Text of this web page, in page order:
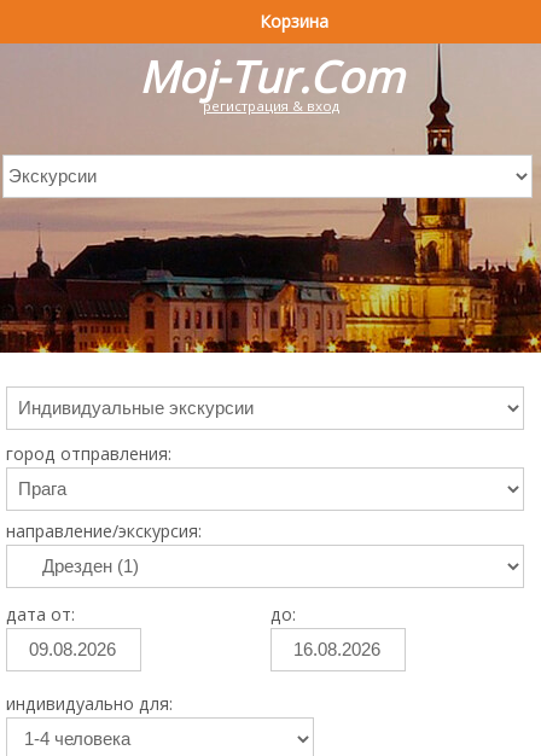
Moj-Tur.Com
регистрация & вход
город отправления:
направление/экскурсия:
дата от: до:
индивидуально для:
Корзина